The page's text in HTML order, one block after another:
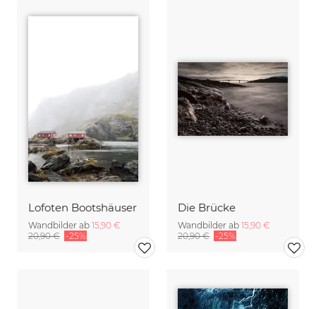
Lofoten Bootshäuser
Wandbilder ab 15,90 €
20,90 € -25%
Die Brücke
Wandbilder ab 15,90 €
20,90 € -25%